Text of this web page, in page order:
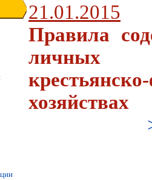
21.01.2015
Правила
личных
хозяйствах